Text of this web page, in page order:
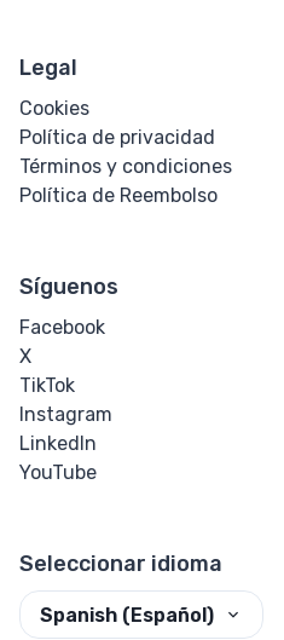
Legal
Cookies
Política de privacidad
Términos y condiciones
Política de Reembolso
Síguenos
Facebook
X
TikTok
Instagram
LinkedIn
YouTube
Seleccionar idioma
Spanish (Español)